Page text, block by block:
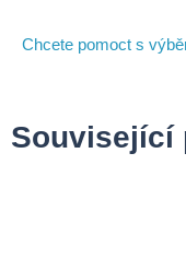
Chcete pomoct s
Související